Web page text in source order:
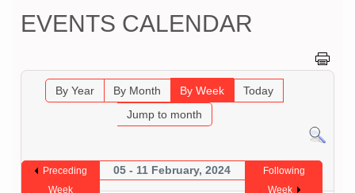
EVENTS CALENDAR
By Year By Month By Week
Today
Jump to month
Preceding
Week
05 - 11 February, 2024
Following
Week